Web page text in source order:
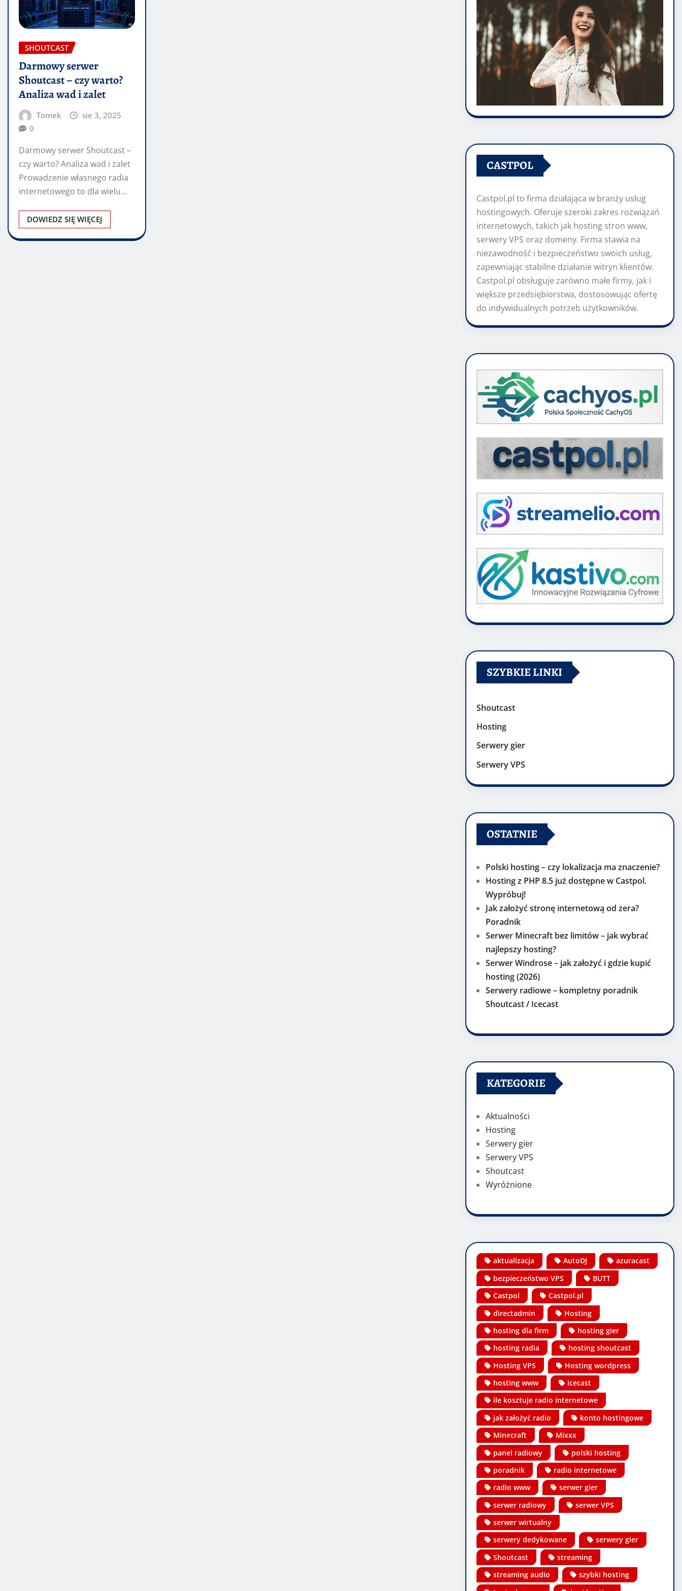
SHOUTCAST
Darmowy serwer
Shoutcast – czy warto?
Analiza wad i zalet
Tomek
sie 3, 2025
0
Darmowy serwer Shoutcast –
czy warto? Analiza wad i zalet
Prowadzenie własnego radia
internetowego to dla wielu
marzeń.…
DOWIEDZ SIĘ WIĘCEJ
CASTPOL
Castpol.pl to firma działająca w branży usług
hostingowych. Oferuje szeroki zakres rozwiązań
internetowych, takich jak hosting stron www,
serwery VPS oraz domeny. Firma stawia na
niezawodność i bezpieczeństwo swoich usług,
zapewniając stabilne działanie witryn klientów.
Castpol.pl obsługuje zarówno małe firmy, jak i
większe przedsiębiorstwa, dostosowując ofertę
do indywidualnych potrzeb użytkowników.
SZYBKIE LINKI
Shoutcast
Hosting
Serwery gier
Serwery VPS
OSTATNIE
Polski hosting – czy lokalizacja ma znaczenie?
Hosting z PHP 8.5 już dostępne w Castpol.
Wypróbuj!
Jak założyć stronę internetową od zera?
Poradnik
Serwer Minecraft bez limitów – jak wybrać
najlepszy hosting?
Serwer Windrose – jak założyć i gdzie kupić
hosting (2026)
Serwery radiowe – kompletny poradnik
Shoutcast / Icecast
KATEGORIE
Aktualności
Hosting
Serwery gier
Serwery VPS
Shoutcast
Wyróżnione
aktualizacja AutoDJ
azuracast
bezpieczeństwo VPS
BUTT
Castpol
Castpol.pl
directadmin
Hosting
hosting dla firm
hosting gier
hosting radia
hosting shoutcast
Hosting VPS
Hosting wordpress
hosting www
icecast
ile kosztuje radio internetowe
jak założyć radio
konto hostingowe
Minecraft
Mixxx
panel radiowy
polski hosting
poradnik
radio internetowe
radio www
serwer gier
serwer radiowy
serwer VPS
serwer wirtualny
serwery dedykowane
serwery gier
Shoutcast
streaming
streaming audio
szybki hosting